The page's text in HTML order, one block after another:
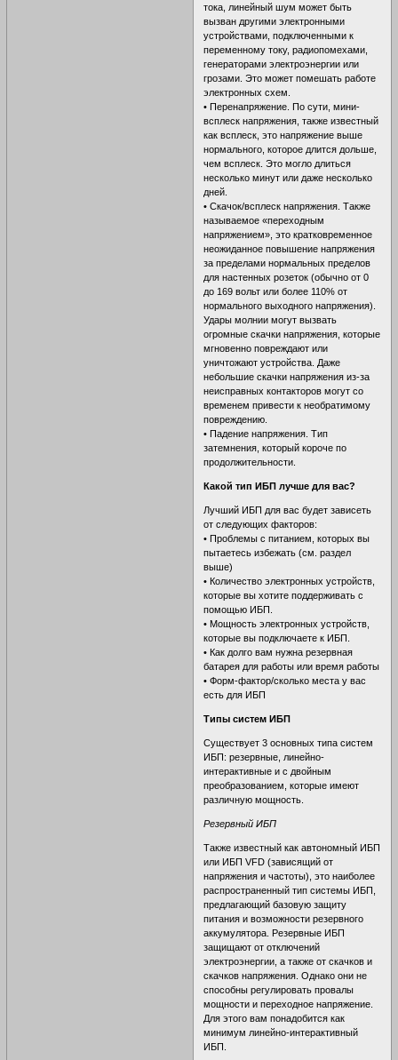
тока, линейный шум может быть
вызван другими электронными
устройствами, подключенными к
переменному току, радиопомехами,
генераторами электроэнергии или
грозами. Это может помешать работе
электронных схем.
• Перенапряжение. По сути, мини-
всплеск напряжения, также известный
как всплеск, это напряжение выше
нормального, которое длится дольше,
чем всплеск. Это могло длиться
несколько минут или даже несколько
дней.
• Скачок/всплеск напряжения. Также
называемое «переходным
напряжением», это кратковременное
неожиданное повышение напряжения
за пределами нормальных пределов
для настенных розеток (обычно от 0
до 169 вольт или более 110% от
нормального выходного напряжения).
Удары молнии могут вызвать
огромные скачки напряжения, которые
мгновенно повреждают или
уничтожают устройства. Даже
небольшие скачки напряжения из-за
неисправных контакторов могут со
временем привести к необратимому
повреждению.
• Падение напряжения. Тип
затемнения, который короче по
продолжительности.
Какой тип ИБП лучше для вас?
Лучший ИБП для вас будет зависеть
от следующих факторов:
• Проблемы с питанием, которых вы
пытаетесь избежать (см. раздел
выше)
• Количество электронных устройств,
которые вы хотите поддерживать с
помощью ИБП.
• Мощность электронных устройств,
которые вы подключаете к ИБП.
• Как долго вам нужна резервная
батарея для работы или время работы
• Форм-фактор/сколько места у вас
есть для ИБП
Типы систем ИБП
Существует 3 основных типа систем
ИБП: резервные, линейно-
интерактивные и с двойным
преобразованием, которые имеют
различную мощность.
Резервный ИБП
Также известный как автономный ИБП
или ИБП VFD (зависящий от
напряжения и частоты), это наиболее
распространенный тип системы ИБП,
предлагающий базовую защиту
питания и возможности резервного
аккумулятора. Резервные ИБП
защищают от отключений
электроэнергии, а также от скачков и
скачков напряжения. Однако они не
способны регулировать провалы
мощности и переходное напряжение.
Для этого вам понадобится как
минимум линейно-интерактивный
ИБП.